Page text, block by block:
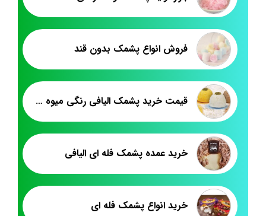
فروش انواع پشمک بدون قند
قیمت خرید پشمک الیافی رنگی میوه ای میکس
خرید عمده پشمک فله ای الیافی
خرید انواع پشمک فله ای